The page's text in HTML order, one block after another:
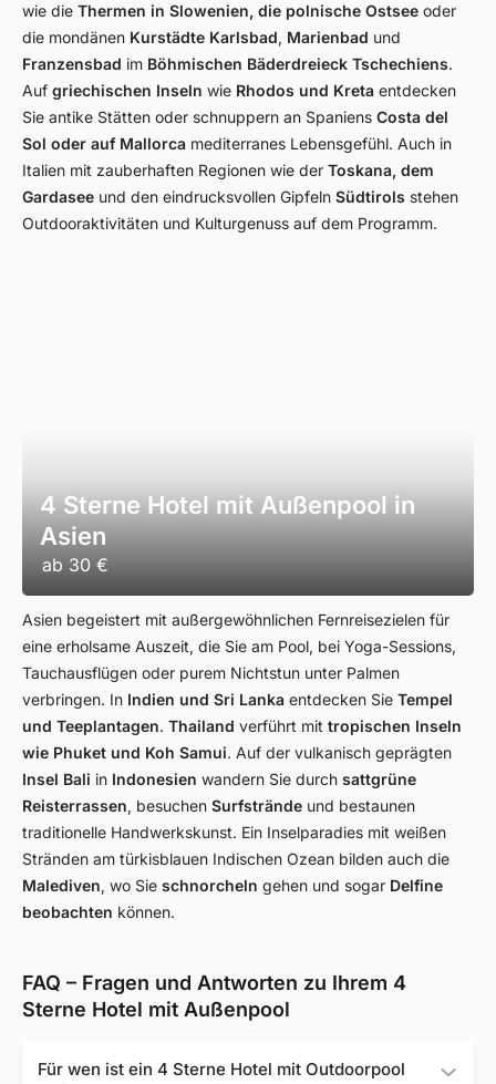
wie die Thermen in Slowenien, die polnische Ostsee oder
die mondänen Kurstädte Karlsbad, Marienbad und
Franzensbad im Böhmischen Bäderdreieck Tschechiens.
Auf griechischen Inseln wie Rhodos und Kreta entdecken
Sie antike Stätten oder schnuppern an Spaniens Costa del
Sol oder auf Mallorca mediterranes Lebensgefühl. Auch in
Italien mit zauberhaften Regionen wie der Toskana, dem
Gardasee und den eindrucksvollen Gipfeln Südtirols stehen
Outdooraktivitäten und Kulturgenuss auf dem Programm.
4 Sterne Hotel mit Außenpool in
Asien
ab 30 €
Asien begeistert mit außergewöhnlichen Fernreisezielen für
eine erholsame Auszeit, die Sie am Pool, bei Yoga-Sessions,
Tauchausflügen oder purem Nichtstun unter Palmen
verbringen. In Indien und Sri Lanka entdecken Sie Tempel
und Teeplantagen. Thailand verführt mit tropischen Inseln
wie Phuket und Koh Samui. Auf der vulkanisch geprägten
Insel Bali in Indonesien wandern Sie durch sattgrüne
Reisterrassen, besuchen Surfstrände und bestaunen
traditionelle Handwerkskunst. Ein Inselparadies mit weißen
Stränden am türkisblauen Indischen Ozean bilden auch die
Malediven, wo Sie schnorcheln gehen und sogar Delfine
beobachten können.
FAQ – Fragen und Antworten zu Ihrem 4
Sterne Hotel mit Außenpool
Für wen ist ein 4 Sterne Hotel mit Outdoorpool